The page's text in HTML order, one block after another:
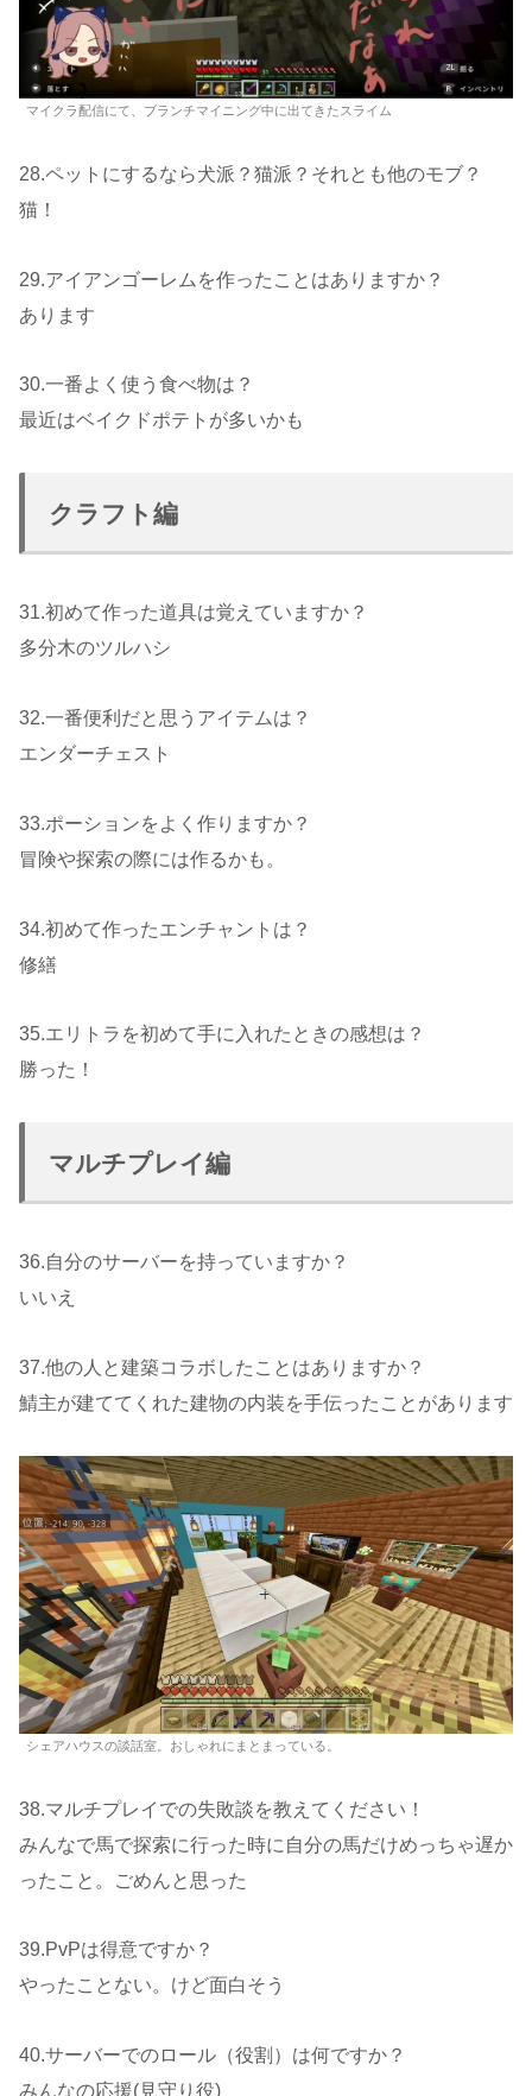
マイクラ配信にて、ブランチマイニング中に出てきたスライム
28.ペットにするなら犬派？猫派？それとも他のモブ？
猫！
29.アイアンゴーレムを作ったことはありますか？
あります
30.一番よく使う食べ物は？
最近はベイクドポテトが多いかも
クラフト編
31.初めて作った道具は覚えていますか？
多分木のツルハシ
32.一番便利だと思うアイテムは？
エンダーチェスト
33.ポーションをよく作りますか？
冒険や探索の際には作るかも。
34.初めて作ったエンチャントは？
修繕
35.エリトラを初めて手に入れたときの感想は？
勝った！
マルチプレイ編
36.自分のサーバーを持っていますか？
いいえ
37.他の人と建築コラボしたことはありますか？
鯖主が建ててくれた建物の内装を手伝ったことがあります
シェアハウスの談話室。おしゃれにまとまっている。
38.マルチプレイでの失敗談を教えてください！
みんなで馬で探索に行った時に自分の馬だけめっちゃ遅か
ったこと。ごめんと思った
39.PvPは得意ですか？
やったことない。けど面白そう
40.サーバーでのロール（役割）は何ですか？
みんなの応援(見守り役)